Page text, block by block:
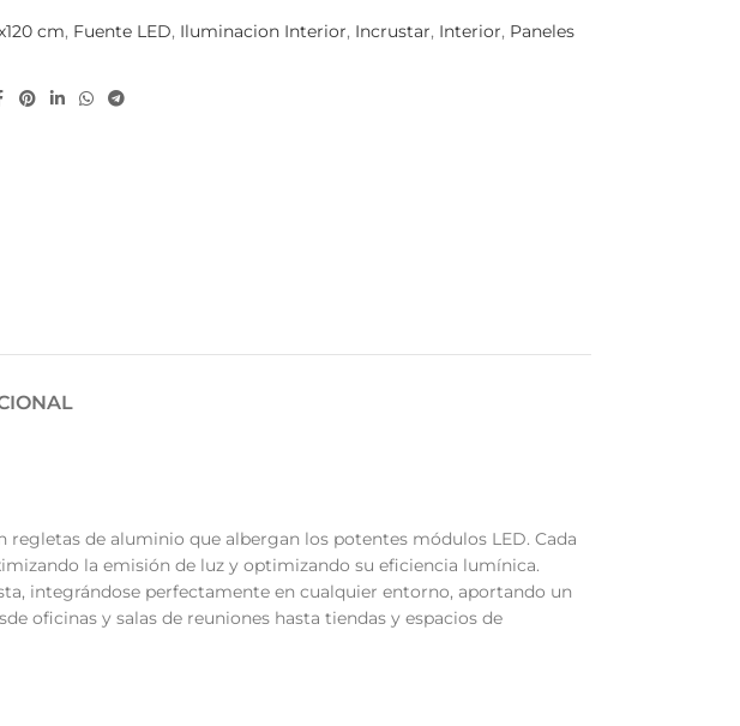
cm, Fuente LED, Iluminacion Interior, Incrustar, Interior, Paneles
de aluminio que albergan los potentes módulos LED. Cada
la emisión de luz y optimizando su eficiencia lumínica.
integrándose perfectamente en cualquier entorno, aportando un
oficinas y salas de reuniones hasta tiendas y espacios de